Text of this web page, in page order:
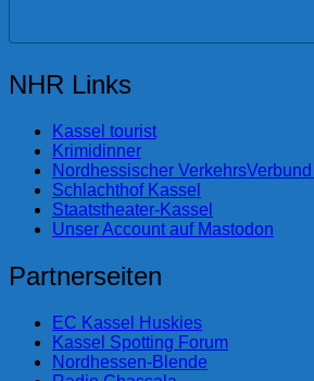
NHR Links
Kassel tourist
Krimidinner
Nordhessischer
Schlachthof Kassel
Staatstheater-Kassel
Unser Account auf Mastodon
Partnerseiten
EC Kassel Huskies
Kassel Spotting Forum
Nordhessen-Blende